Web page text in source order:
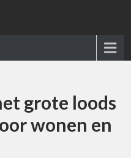
grote loods
wonen en